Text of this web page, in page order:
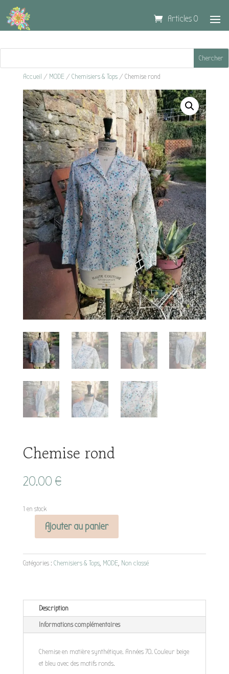
Articles 0
Accueil / MODE /Chemisiers & Tops/ Chemise rond
Chemise rond
20.00 €
1 en stock
Chemise
rond
Ajouter au panier
Catégories : Chemisiers & Tops, MODE, Non classé
Description
Informations complémentaires
Chemise en matière synthétique. Années 70. Couleur beige
et bleu avec des motifs ronds.